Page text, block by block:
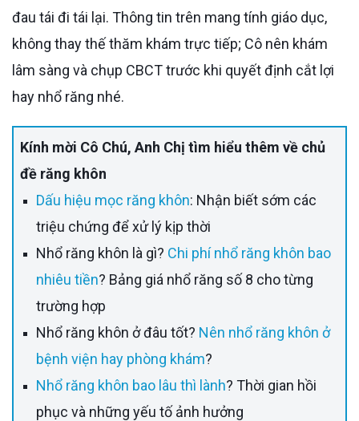
đau tái đi tái lại. Thông tin trên mang tính giáo dục,
không thay thế thăm khám trực tiếp; Cô nên khám
lâm sàng và chụp CBCT trước khi quyết định cắt lợi
hay nhổ răng nhé.
Kính mời Cô Chú, Anh Chị tìm hiểu thêm về chủ
đề răng khôn
Dấu hiệu mọc răng khôn: Nhận biết sớm các
triệu chứng để xử lý kịp thời
Nhổ răng khôn là gì? Chi phí nhổ răng khôn bao
nhiêu tiền? Bảng giá nhổ răng số 8 cho từng
trường hợp
Nhổ răng khôn ở đâu tốt? Nên nhổ răng khôn ở
bệnh viện hay phòng khám?
Nhổ răng khôn bao lâu thì lành? Thời gian hồi
phục và những yếu tố ảnh hưởng